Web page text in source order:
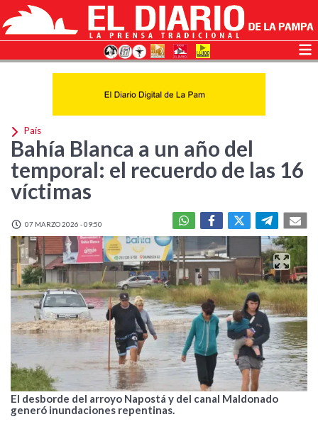
País
Bahía Blanca a un año del
temporal: el recuerdo de las 16
víctimas
07 MARZO 2026 - 09:50
El desborde del arroyo Napostá y del canal Maldonado
generó inundaciones repentinas.